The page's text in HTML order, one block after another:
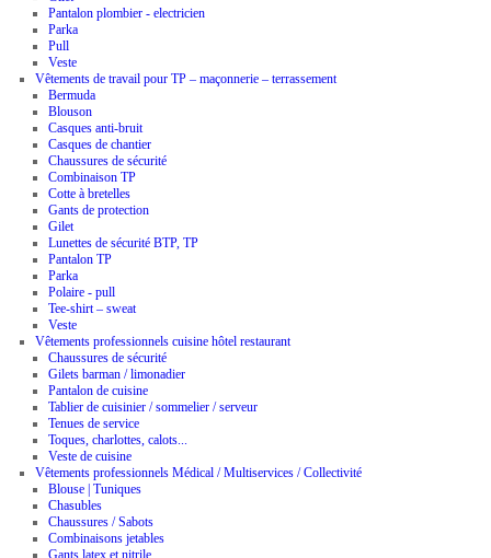
Pantalon plombier - electricien
Parka
Pull
Veste
Vêtements de travail pour TP – maçonnerie – terrassement
Bermuda
Blouson
Casques anti-bruit
Casques de chantier
Chaussures de sécurité
Combinaison TP
Cotte à bretelles
Gants de protection
Gilet
Lunettes de sécurité BTP, TP
Pantalon TP
Parka
Polaire - pull
Tee-shirt – sweat
Veste
Vêtements professionnels cuisine hôtel restaurant
Chaussures de sécurité
Gilets barman / limonadier
Pantalon de cuisine
Tablier de cuisinier / sommelier / serveur
Tenues de service
Toques, charlottes, calots...
Veste de cuisine
Vêtements professionnels Médical / Multiservices / Collectivité
Blouse | Tuniques
Chasubles
Chaussures / Sabots
Combinaisons jetables
Gants latex et nitrile